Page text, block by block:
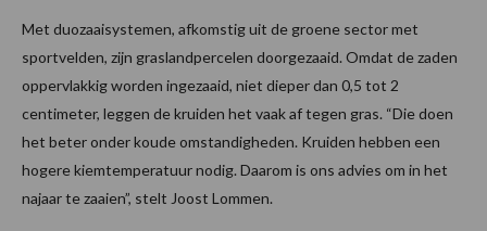
Met duozaaisystemen, afkomstig uit de groene sector met
sportvelden, zijn graslandpercelen doorgezaaid. Omdat de zaden
oppervlakkig worden ingezaaid, niet dieper dan 0,5 tot 2
centimeter, leggen de kruiden het vaak af tegen gras. “Die doen
het beter onder koude omstandigheden. Kruiden hebben een
hogere kiemtemperatuur nodig. Daarom is ons advies om in het
najaar te zaaien”, stelt Joost Lommen.